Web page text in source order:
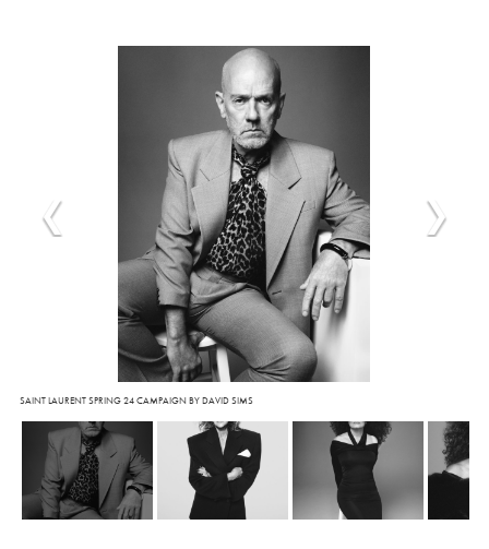
SAINT LAURENT SPRING 24 CAMPAIGN BY DAVID SIMS